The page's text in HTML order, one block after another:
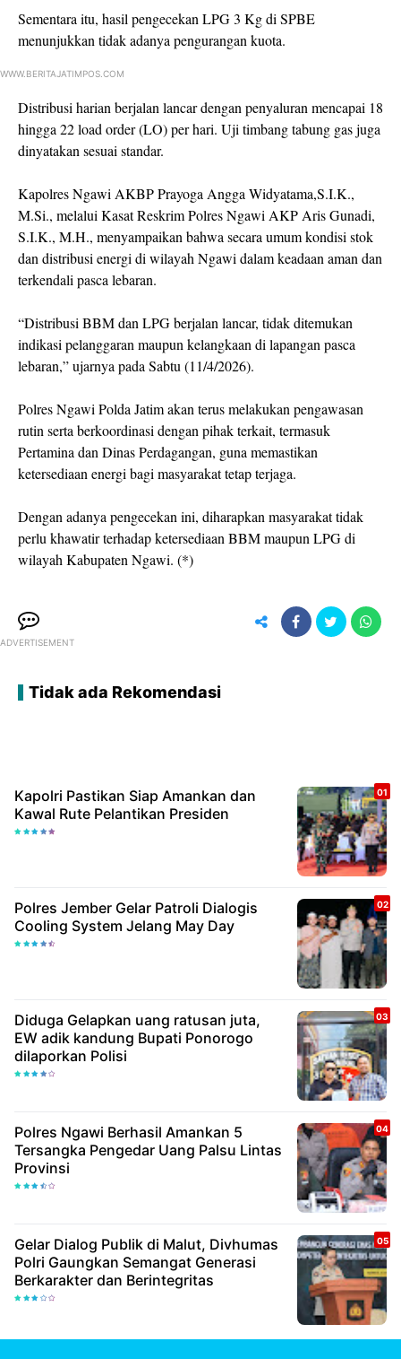
Sementara itu, hasil pengecekan LPG 3 Kg di SPBE
menunjukkan tidak adanya pengurangan kuota.
WWW.BERITAJATIMPOS.COM
Distribusi harian berjalan lancar dengan penyaluran mencapai 18
hingga 22 load order (LO) per hari. Uji timbang tabung gas juga
dinyatakan sesuai standar.
Kapolres Ngawi AKBP Prayoga Angga Widyatama,S.I.K.,
M.Si., melalui Kasat Reskrim Polres Ngawi AKP Aris Gunadi,
S.I.K., M.H., menyampaikan bahwa secara umum kondisi stok
dan distribusi energi di wilayah Ngawi dalam keadaan aman dan
terkendali pasca lebaran.
“Distribusi BBM dan LPG berjalan lancar, tidak ditemukan
indikasi pelanggaran maupun kelangkaan di lapangan pasca
lebaran,” ujarnya pada Sabtu (11/4/2026).
Polres Ngawi Polda Jatim akan terus melakukan pengawasan
rutin serta berkoordinasi dengan pihak terkait, termasuk
Pertamina dan Dinas Perdagangan, guna memastikan
ketersediaan energi bagi masyarakat tetap terjaga.
Dengan adanya pengecekan ini, diharapkan masyarakat tidak
perlu khawatir terhadap ketersediaan BBM maupun LPG di
wilayah Kabupaten Ngawi. (*)
ADVERTISEMENT
Tidak ada Rekomendasi
Kapolri Pastikan Siap Amankan dan
Kawal Rute Pelantikan Presiden
Polres Jember Gelar Patroli Dialogis
Cooling System Jelang May Day
Diduga Gelapkan uang ratusan juta,
EW adik kandung Bupati Ponorogo
dilaporkan Polisi
Polres Ngawi Berhasil Amankan 5
Tersangka Pengedar Uang Palsu Lintas
Provinsi
Gelar Dialog Publik di Malut, Divhumas
Polri Gaungkan Semangat Generasi
Berkarakter dan Berintegritas